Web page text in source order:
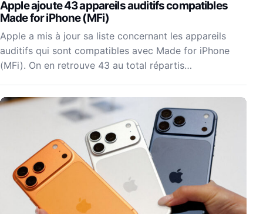
Apple ajoute 43 appareils auditifs compatibles
Made for iPhone (MFi)
Apple a mis à jour sa liste concernant les appareils
auditifs qui sont compatibles avec Made for iPhone
(MFi). On en retrouve 43 au total répartis…